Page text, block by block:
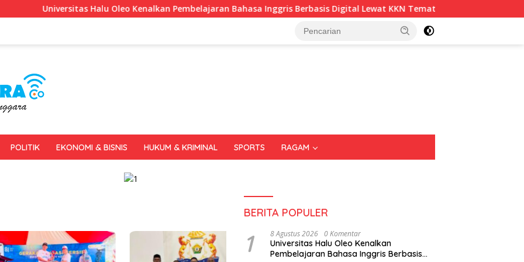
Universitas Halu Oleo Kenalkan Pembelajaran Bahasa Inggris Berbasis Digital Lewat KKN Tematik di Desa Alebo
POLITIK EKONOMI & BISNIS HUKUM & KRIMINAL SPORTS RAGAM
BERITA POPULER
1 8 Agustus 2026 0 Komentar
Universitas Halu Oleo Kenalkan
Pembelajaran Bahasa Inggris Berbasis